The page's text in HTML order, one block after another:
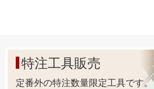
特注工具販売
定番外の特注数量限定工具です。